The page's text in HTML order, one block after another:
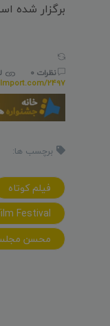
برگزار شده
نظرات 0
2497
برچسب ها:
فیلم کوتاه
Festival
محسن